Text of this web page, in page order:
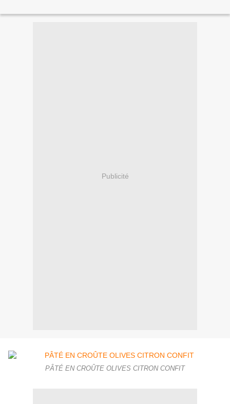
Publicité
PÂTÉ EN CROÛTE OLIVES CITRON CONFIT